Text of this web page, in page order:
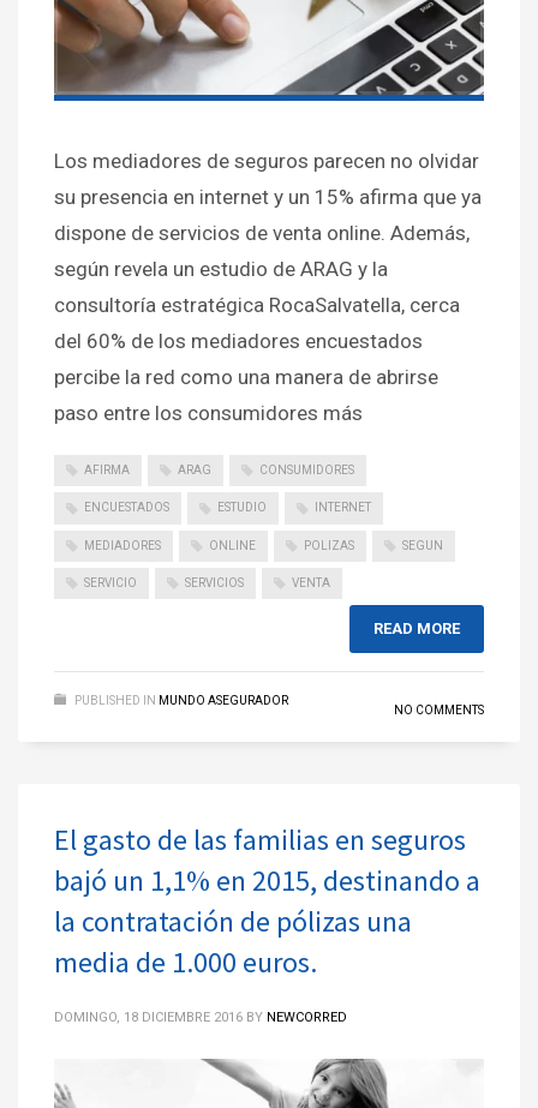
Los mediadores de seguros parecen no olvidar
su presencia en internet y un 15% afirma que ya
dispone de servicios de venta online. Además,
según revela un estudio de ARAG y la
consultoría estratégica RocaSalvatella, cerca
del 60% de los mediadores encuestados
percibe la red como una manera de abrirse
paso entre los consumidores más
AFIRMA ARAG CONSUMIDORES
ENCUESTADOS ESTUDIO INTERNET
MEDIADORES ONLINE POLIZAS SEGUN
SERVICIO SERVICIOS VENTA
READ MORE
PUBLISHED IN MUNDO ASEGURADOR
NO COMMENTS
El gasto de las familias en seguros
bajó un 1,1% en 2015, destinando a
la contratación de pólizas una
media de 1.000 euros.
DOMINGO, 18 DICIEMBRE 2016 BY NEWCORRED